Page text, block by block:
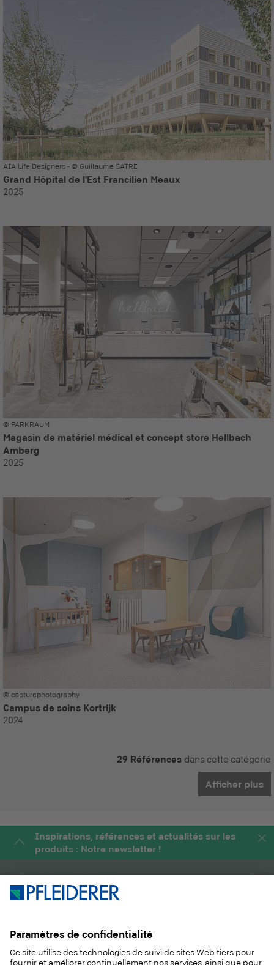
AIA Life Designers - © Guillaume SATRE
Grand Hôpital de l'Est Francilien Meaux
2025
© PARKRAUM
Magasin de matériel médical et concept store Hellbach
Amberg
2025
© capturephotography
Campus de soins Kortrijk
2024
29 Références dans cette catégorie
Afficher plus
Inspirations, références et actualités sur les
produits : Notre newsletter !
PRODUITS
SOLUTIONS
MAGAZINE
INFORMATIONS